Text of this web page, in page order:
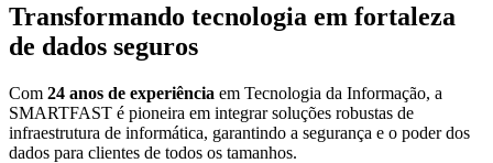
Transformando tecnologia em fortaleza
de dados seguros
Com 24 anos de experiência em Tecnologia da Informação, a
SMARTFAST é pioneira em integrar soluções robustas de
infraestrutura de informática, garantindo a segurança e o poder dos
dados para clientes de todos os tamanhos.